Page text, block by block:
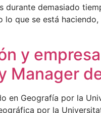
durante demasiado
que se está
y
Manager
en Geografía por la
por la